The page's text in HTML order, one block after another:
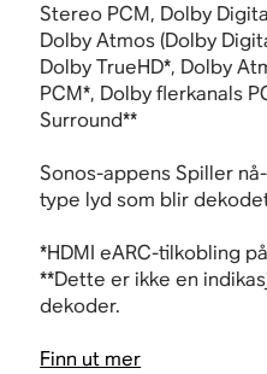
Stereo PCM, Dolby
Dolby Atmos (Dolby
Dolby TrueHD*, Dolby
PCM*, Dolby flerkanals
Surround**
Sonos-appens Spiller
type lyd som blir
*HDMI eARC-tilkobling
**Dette er ikke en
dekoder.
Finn ut mer